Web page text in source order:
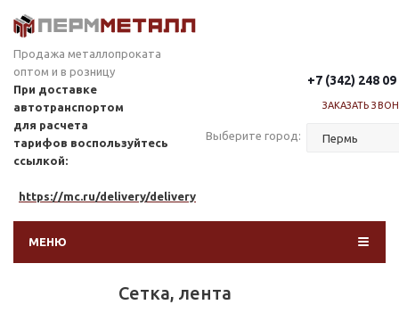
Продажа металлопроката
оптом и в розницу
При доставке
автотранспортом
для расчета
тарифов воспользуйтесь
ссылкой:
https://mc.ru/delivery/delivery
+7 (342) 248 09
ЗАКАЗАТЬ
Выберите город:
МЕНЮ
Сетка, лента